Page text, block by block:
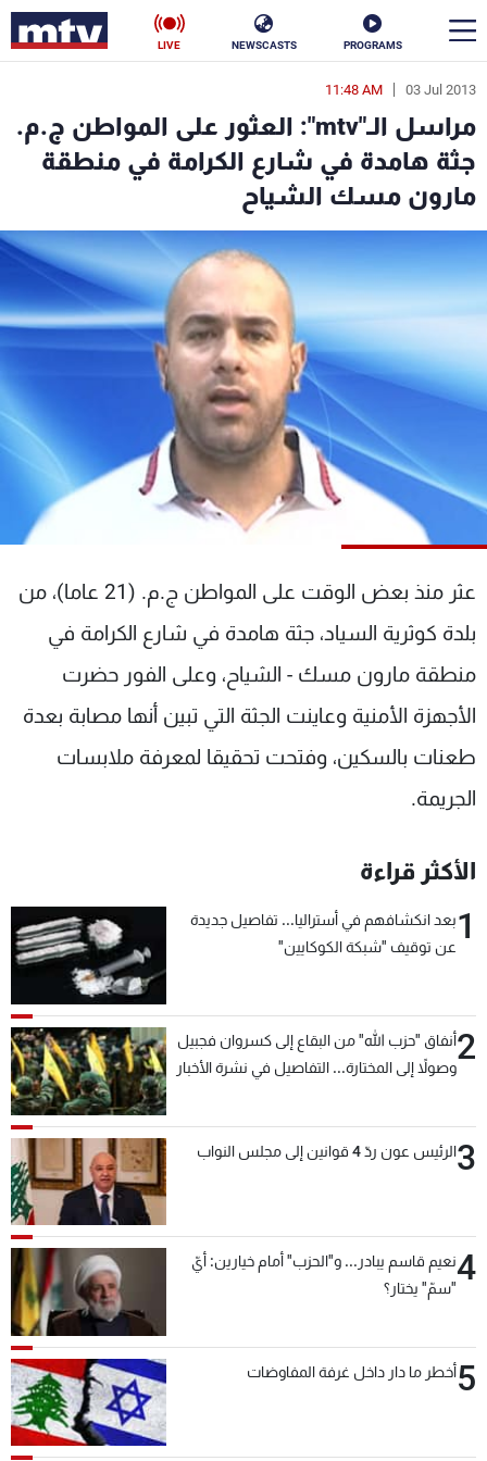
PROGRAMS
NEWSCASTS
LIVE
03 Jul 2013
11:48 AM
مراسل الـ"mtv": العثور على المواطن ج.م.
جثة هامدة في شارع الكرامة في منطقة
مارون مسك الشياح
عثر منذ بعض الوقت على المواطن ج.م. (21 عاما)، من
بلدة كوثرية السياد، جثة هامدة في شارع الكرامة في
منطقة مارون مسك - الشياح، وعلى الفور حضرت
الأجهزة الأمنية وعاينت الجثة التي تبين أنها مصابة بعدة
طعنات بالسكين، وفتحت تحقيقا لمعرفة ملابسات
الجريمة.
الأكثر قراءة
1بعد انكشافهم في أستراليا... تفاصيل جديدة
عن توقيف "شبكة الكوكايين"
2أنفاق "حزب الله" من البقاع إلى كسروان فجبيل
وصولاً إلى المختارة... التفاصيل في نشرة الأخبار
3الرئيس عون ردّ 4 قوانين إلى مجلس النواب
4نعيم قاسم يبادر... و"الحزب" أمام خيارين: أيّ
"سمّ" يختار؟
5أخطر ما دار داخل غرفة المفاوضات
en
الأخبار
سياسة
فن
رياضة
كأس العالم
جدول البرامج
شاهد البرامج
الترددات
الإنـتـاج
تواصل معنا
سياسة الخصوصية